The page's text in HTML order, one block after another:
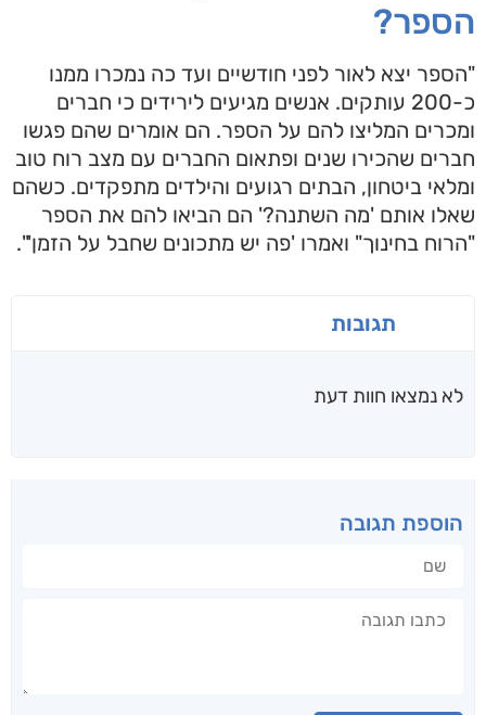
הספר?
"הספר יצא לאור לפני חודשיים ועד כה נמכרו ממנו
כ-200 עותקים. אנשים מגיעים לירידים כי חברים
ומכרים המליצו להם על הספר. הם אומרים שהם פגשו
חברים שהכירו שנים ופתאום החברים עם מצב רוח טוב
ומלאי ביטחון, הבתים רגועים והילדים מתפקדים. כשהם
שאלו אותם 'מה השתנה?' הם הביאו להם את הספר
"הרוח בחינוך" ואמרו 'פה יש מתכונים שחבל על הזמן'".
תגובות
לא נמצאו חוות דעת
הוספת תגובה